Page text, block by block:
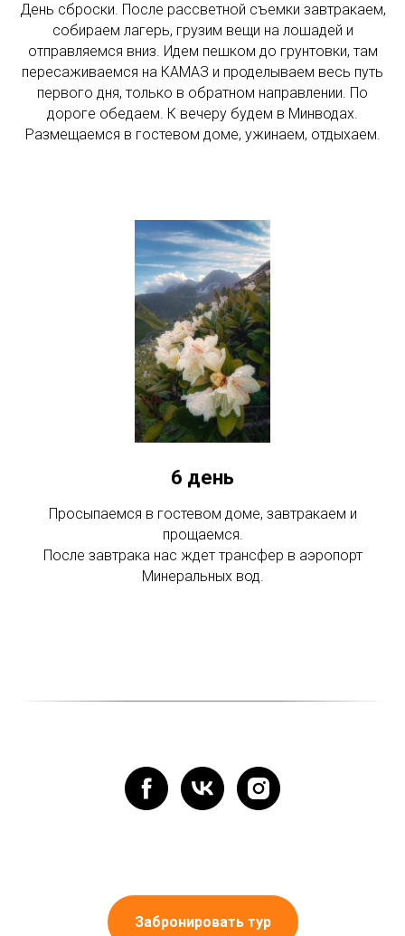
День сброски. После рассветной съемки завтракаем,
собираем лагерь, грузим вещи на лошадей и
отправляемся вниз. Идем пешком до грунтовки, там
пересаживаемся на КАМАЗ и проделываем весь путь
первого дня, только в обратном направлении. По
дороге обедаем. К вечеру будем в Минводах.
Размещаемся в гостевом доме, ужинаем, отдыхаем.
6 день
Просыпаемся в гостевом доме, завтракаем и
прощаемся.
После завтрака нас ждет трансфер в аэропорт
Минеральных вод.
Забронировать тур